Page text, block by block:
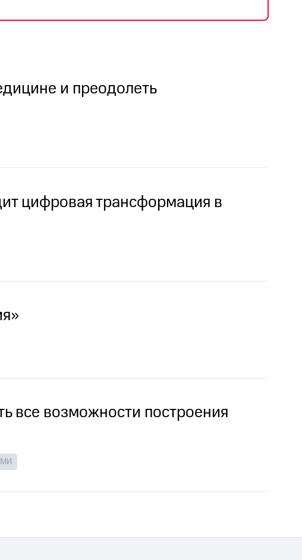
и преодолеть
цифровая трансформация в
все возможности построения